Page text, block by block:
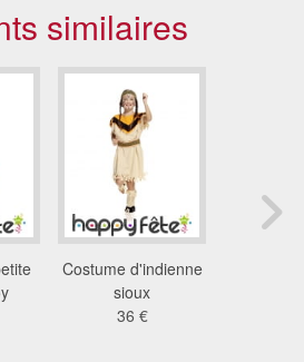
similaires
Costume d'indienne
sioux
36 €